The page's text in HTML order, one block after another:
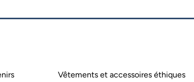
Vêtements et accessoires éthiques